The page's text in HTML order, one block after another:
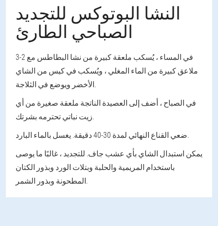
النشا البوتوكس للتجديد
الصباحي الطارئ
في المساء ، يُسكب ملعقة كبيرة من نشا البطاطس مع 2-3
ملاعق كبيرة من الماء المغلي ، ويُسكب في كيس من الشاي
الأخضر ويوضع في الثلاجة.
في الصباح ، أضف إلى العصيدة الناتجة ملعقة صغيرة من أي
زيت نباتي تحترمه بشرتك.
ضعي القناع النهائي لمدة 30-40 دقيقة. يغسل بالماء البارد.
يمكن استبدال الشاي بأي عشب جاف. للتجديد ، غالبًا ما يوصى
باستخدام المريمية والحلبة وبتلات الورد وبذور الكتان
المطحونة وبذور الشمر.